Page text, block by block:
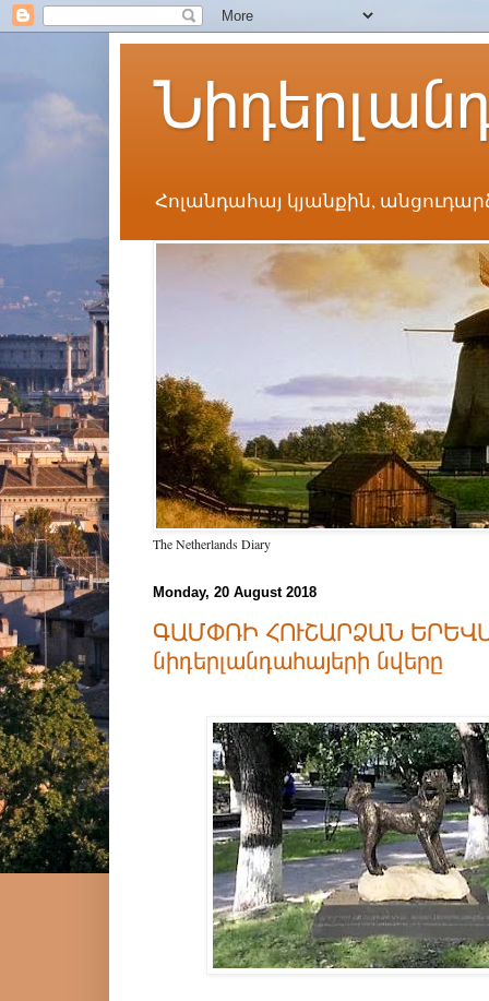
Հոլանդահայ կյանքին,
The Netherlands Diary
Monday, 20 August 2018
ԳԱՄՓՌԻ ՀՈՒՇԱՐՁԱՆ
նիդերլանդահայերի նվերը